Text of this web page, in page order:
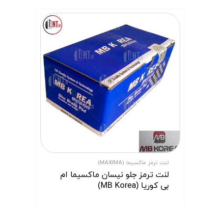
لنت ترمز ماکسیما (MAXIMA)
لنت ترمز جلو نیسان ماکسیما ام
بی کوریا (MB Korea)